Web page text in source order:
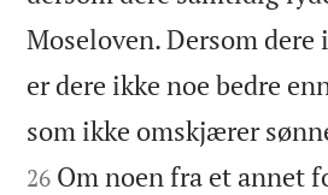
Moseloven. Dersom dere
er dere ikke noe bedre
som ikke omskjærer
26 Om noen fra et annet